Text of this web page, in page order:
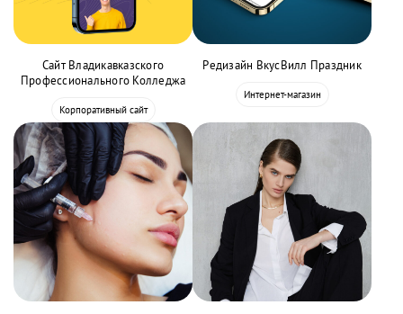
Сайт Владикавказского
Профессионального Колледжа
Корпоративный сайт
Редизайн ВкусВилл Праздник
Интернет-магазин